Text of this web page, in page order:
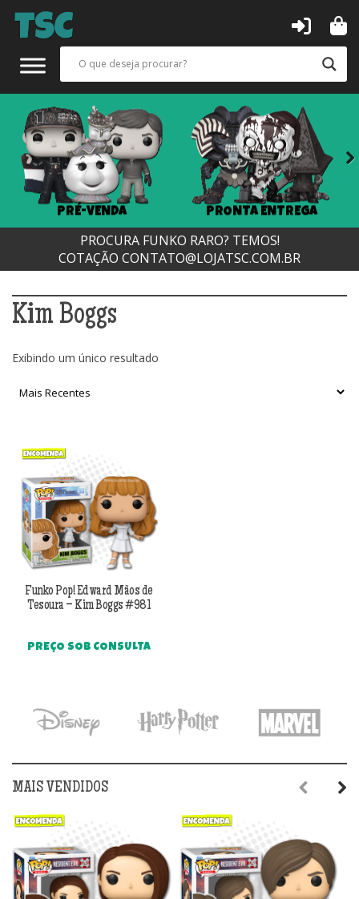
PRÉ-VENDA PRONTA ENTREGA
Next
PROCURA FUNKO RARO? TEMOS!
COTAÇÃO CONTATO@LOJATSC.COM.BR
Kim Boggs
Exibindo um único resultado
Funko Pop! Edward Mãos de
Tesoura – Kim Boggs #981
PREÇO SOB CONSULTA
MAIS VENDIDOS